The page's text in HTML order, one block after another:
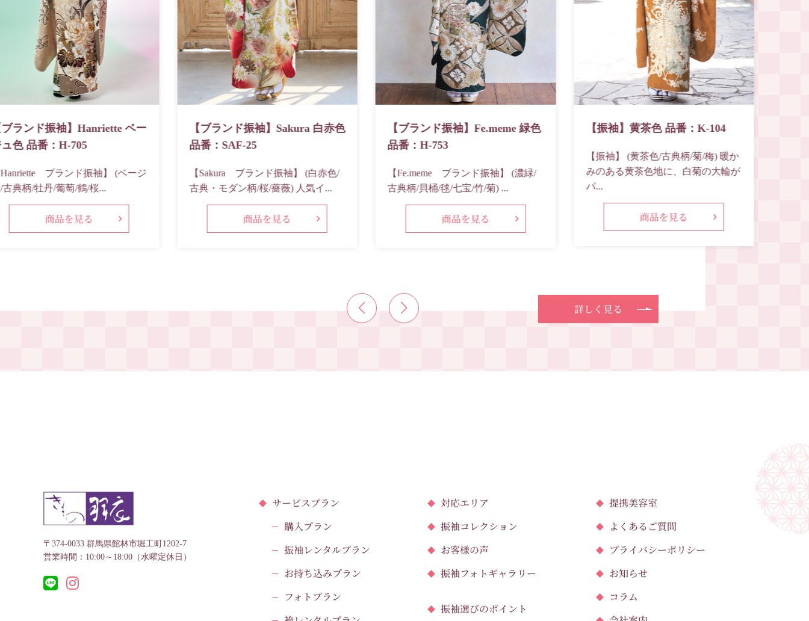
ランド振袖】Hanriette ベー
色 品番：H-705
ブランド振袖】 (ベージ
古典柄/牡丹/葡萄/鶴/桜...
商品を見る
【ブランド振袖】Sakura 白赤色
品番：SAF-25
【Sakura ブランド振袖】 (白赤色/
古典・モダン柄/桜/薔薇) 人気イ...
商品を見る
【ブランド振袖】Fe.meme 緑色
品番：H-753
【Fe.meme ブランド振袖】 (濃緑/
古典柄/貝桶/毬/七宝/竹/菊) ...
商品を見る
【振袖】黄茶色 品番：K-104
【振袖】 (黄茶色/古典柄/菊/梅) 暖か
みのある黄茶色地に、白菊の大輪が
パ...
商品を見る
詳しく見る
〒374-0033 群馬県館林市堀工町1202-7
営業時間：10:00～18:00（水曜定休日）
サービスプラン
購入プラン
振袖レンタルプラン
お持ち込みプラン
フォトプラン
対応エリア
振袖コレクション
お客様の声
振袖フォトギャラリー
振袖選びのポイント
提携美容室
よくあるご質問
プライバシーポリシー
お知らせ
コラム